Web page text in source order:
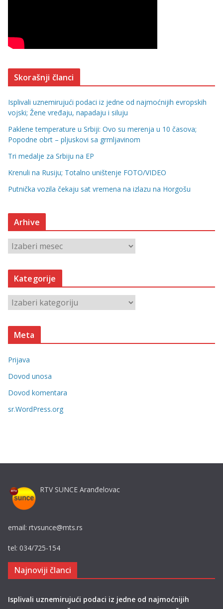
Skorašnji članci
Isplivali uznemirujući podaci iz jedne od najmoćnijih evropskih
vojski; Žene vređaju, napadaju i siluju
Paklene temperature u Srbiji: Ovo su merenja u 10 časova;
Popodne obrt – pljuskovi sa grmljavinom
Tri medalje za Srbiju na EP
Krenuli na Rusiju; Totalno uništenje FOTO/VIDEO
Putnička vozila čekaju sat vremena na izlazu na Horgošu
Arhive
r
h
v
Kategorije
a
t
o
r
i
e
Meta
Prijava
Dovod unosa
Dovod komentara
sr.WordPress.org
RTV SUNCE Aranđelovac
email: rtvsunce@mts.rs
tel: 034/725-154
Najnoviji članci
Isplivali uznemirujući podaci iz jedne od najmoćnijih